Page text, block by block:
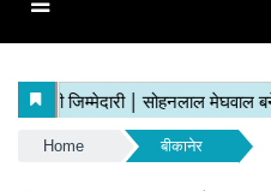
Home बीकानेर